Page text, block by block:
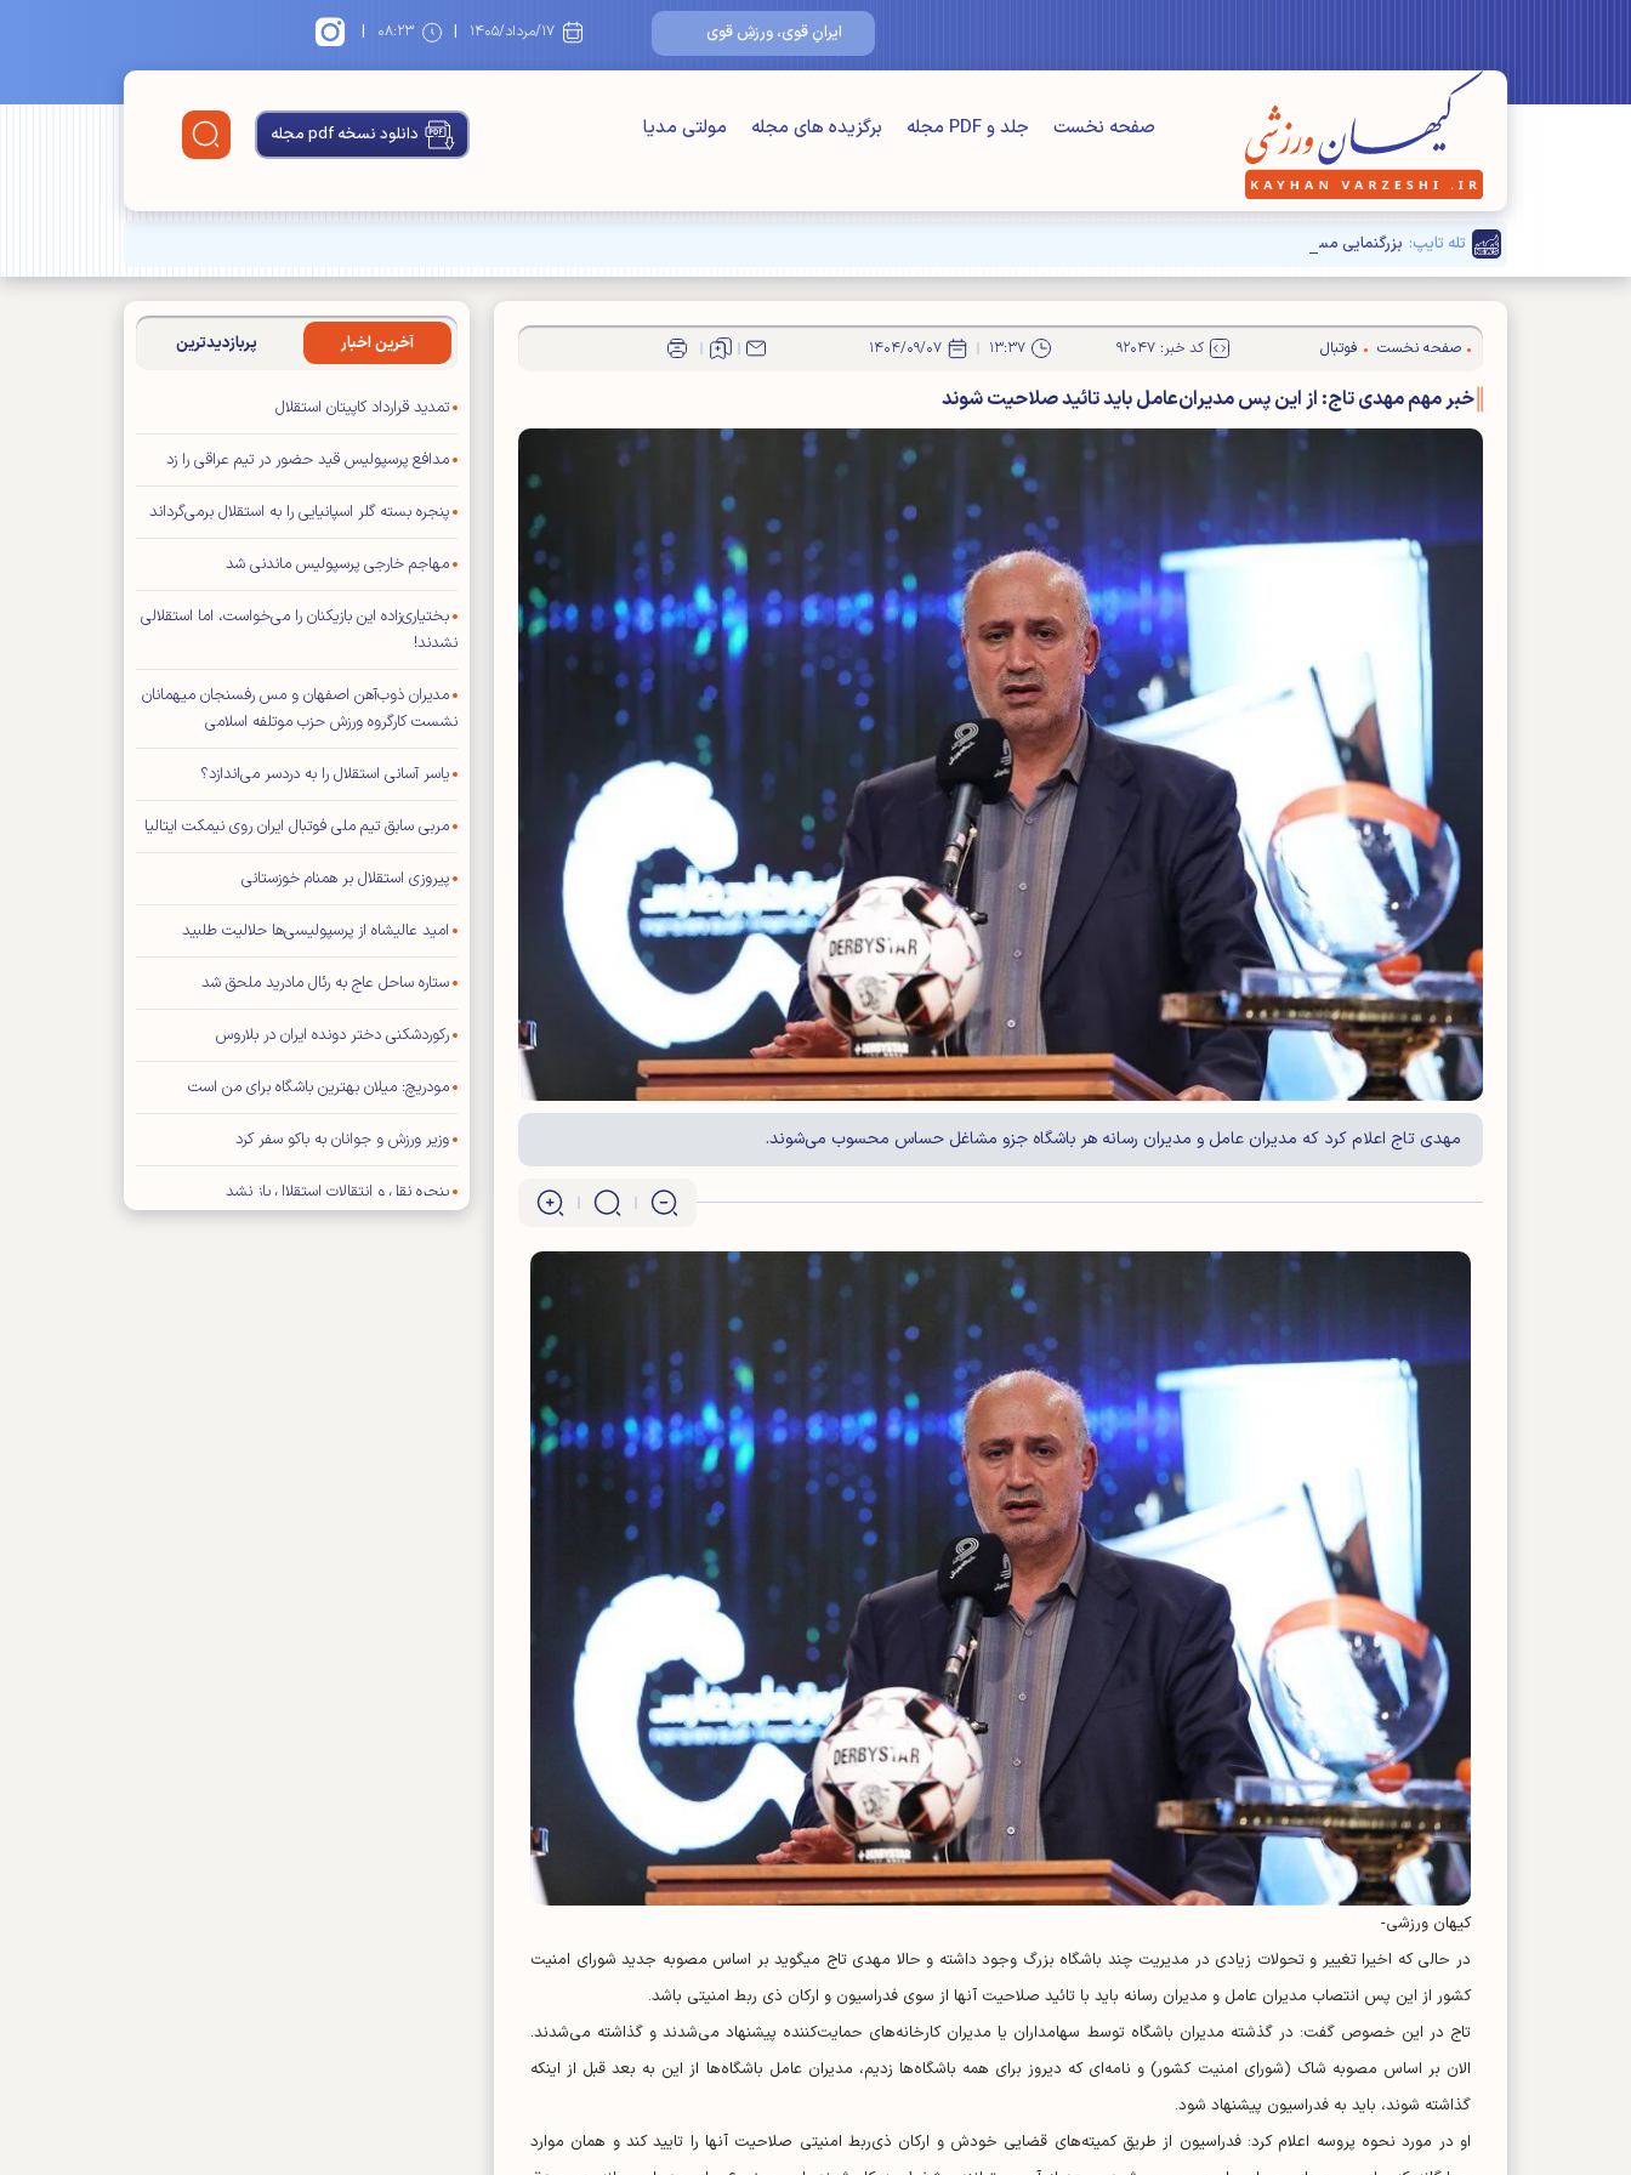
ایرانِ قوی، ورزشِ قوی ۱۷/مرداد/۱۴۰۵ | ۰۸:۲۳ |
صفحه نخست جلد و PDF مجله برگزیده های مجله مولتی مدیا دانلود نسخه pdf مجله
تله تایپ: بزرگنمایی مسائل" فرعی" برای دیده نشدن مشکلات" اصلی"
صفحه نخست فوتبال کد خبر: ۹۲۰۴۷ ۱۳:۳۷ ۱۴۰۴/۰۹/۰۷
خبر مهم مهدی تاج: از این پس مدیران‌عامل باید تائید صلاحیت شوند
مهدی تاج اعلام کرد که مدیران عامل و مدیران رسانه هر باشگاه جزو مشاغل حساس محسوب می‌شوند.
کیهان ورزشی-
در حالی که اخیرا تغییر و تحولات زیادی در مدیریت چند باشگاه بزرگ وجود داشته و حالا مهدی تاج میگوید بر اساس مصوبه جدید شورای امنیت
کشور از این پس انتصاب مدیران عامل و مدیران رسانه باید با تائید صلاحیت آنها از سوی فدراسیون و ارکان ذی ربط امنیتی باشد.
تاج در این خصوص گفت: در گذشته مدیران باشگاه توسط سهامداران یا مدیران کارخانه‌های حمایت‌کننده پیشنهاد می‌شدند و گذاشته می‌شدند.
الان بر اساس مصوبه شاک (شورای امنیت کشور) و نامه‌ای که دیروز برای همه باشگاه‌ها زدیم، مدیران عامل باشگاه‌ها از این به بعد قبل از اینکه
گذاشته شوند، باید به فدراسیون پیشنهاد شود.
او در مورد نحوه پروسه اعلام کرد: فدراسیون از طریق کمیته‌های قضایی خودش و ارکان ذی‌ربط امنیتی صلاحیت آنها را تایید کند و همان موارد
آخرین اخبار پربازدیدترین
تمدید قرارداد کاپیتان استقلال
مدافع پرسپولیس قید حضور در تیم عراقی را زد
پنجره بسته گلر اسپانیایی را به استقلال برمی‌گرداند
مهاجم خارجی پرسپولیس ماندنی شد
بختیاری‌زاده این بازیکنان را می‌خواست، اما استقلالی
نشدند!
مدیران ذوب‌آهن اصفهان و مس رفسنجان میهمانان
نشست کارگروه ورزش حزب موتلفه اسلامی
یاسر آسانی استقلال را به دردسر می‌اندازد؟
مربی سابق تیم ملی فوتبال ایران روی نیمکت ایتالیا
پیروزی استقلال بر همنام خوزستانی
امید عالیشاه از پرسپولیسی‌ها حلالیت طلبید
ستاره ساحل عاج به رئال مادرید ملحق شد
رکوردشکنی دختر دونده ایران در بلاروس
مودریچ: میلان بهترین باشگاه برای من است
وزیر ورزش و جوانان به باکو سفر کرد
پنجره نقل و انتقالات استقلال باز نشد